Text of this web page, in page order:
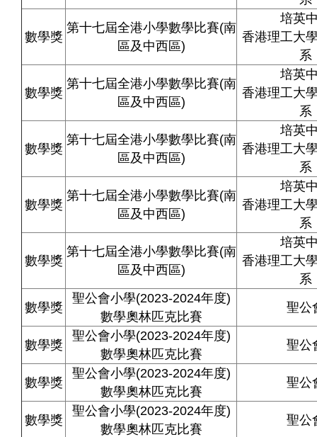
數學獎
第十七屆全港小學數學比賽(南
區及中西區)
培英
香港理工大
系
數學獎
第十七屆全港小學數學比賽(南
區及中西區)
培英
香港理工大
系
數學獎
第十七屆全港小學數學比賽(南
區及中西區)
培英
香港理工大
系
數學獎
第十七屆全港小學數學比賽(南
區及中西區)
培英
香港理工大
系
數學獎
第十七屆全港小學數學比賽(南
區及中西區)
培英
香港理工大
系
數學獎
聖公會小學(2023-2024年度)
數學奧林匹克比賽
聖公
數學獎
聖公會小學(2023-2024年度)
數學奧林匹克比賽
聖公
數學獎
聖公會小學(2023-2024年度)
數學奧林匹克比賽
聖公
數學獎
聖公會小學(2023-2024年度)
數學奧林匹克比賽
聖公